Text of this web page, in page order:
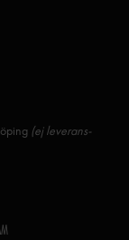
(ej leverans-